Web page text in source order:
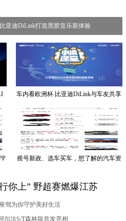
亚迪DiLink打造黑胶音乐新体验
车内看欧洲杯 比亚迪DiLink与车友共享
摇号新政、选车买车，想了解的汽车资
你上” 野超赛燃爆江苏
驾为你守护美好生活
尔法S/T森林版首发亮相